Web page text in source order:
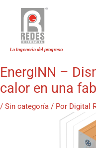
contenido
EnergINN –
calor en una
/ Sin categoría / Por Digital